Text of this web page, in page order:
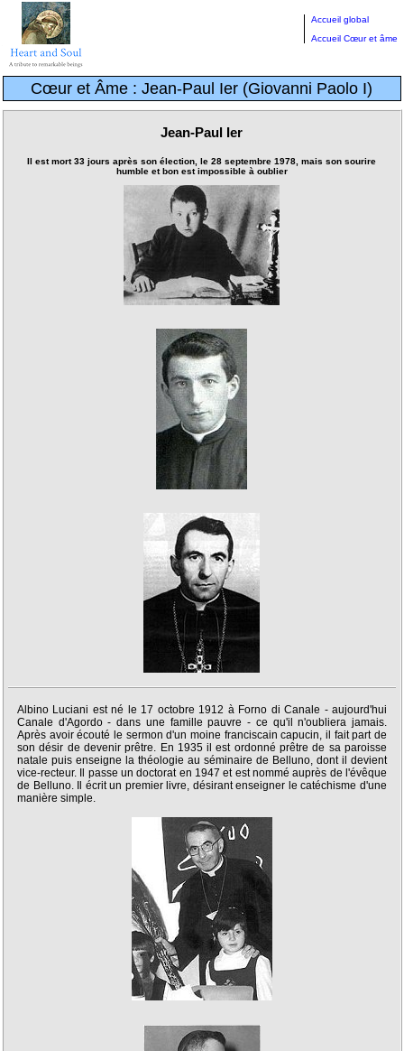
Accueil global
Accueil Cœur et âme
Cœur et Âme : Jean-Paul Ier (Giovanni Paolo I)
Jean-Paul Ier
Il est mort 33 jours après son élection, le 28 septembre 1978, mais son sourire
humble et bon est impossible à oublier
Albino Luciani est né le 17 octobre 1912 à Forno di Canale - aujourd'hui
Canale d'Agordo - dans une famille pauvre - ce qu'il n'oubliera jamais.
Après avoir écouté le sermon d'un moine franciscain capucin, il fait part de
son désir de devenir prêtre. En 1935 il est ordonné prêtre de sa paroisse
natale puis enseigne la théologie au séminaire de Belluno, dont il devient
vice-recteur. Il passe un doctorat en 1947 et est nommé auprès de l'évêque
de Belluno. Il écrit un premier livre, désirant enseigner le catéchisme d'une
manière simple.